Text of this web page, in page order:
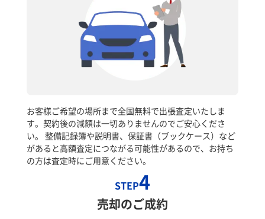
お客様ご希望の場所まで全国無料で出張査定いたしま
す。契約後の減額は一切ありませんのでご安心くださ
い。 整備記録簿や説明書、保証書（ブックケース）など
があると高額査定につながる可能性があるので、お持ち
の方は査定時にご用意ください。
STEP4
売却のご成約